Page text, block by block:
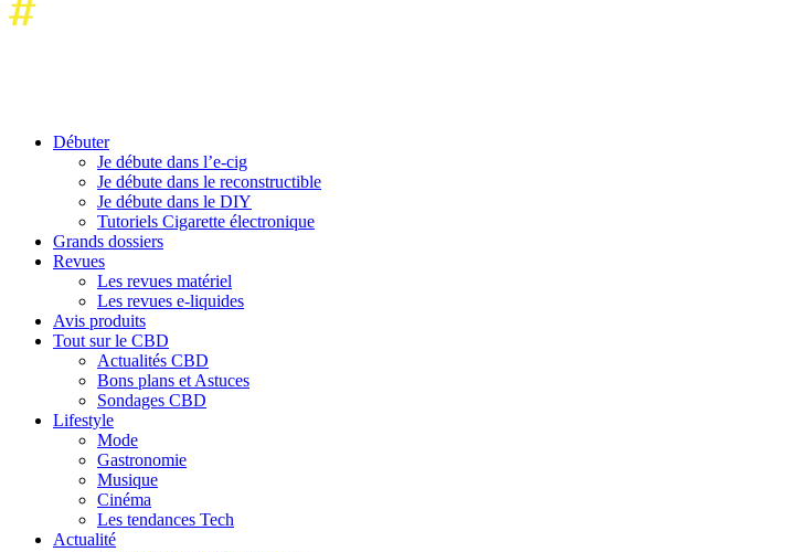
Débuter
Je débute dans l’e-cig
Je débute dans le reconstructible
Je débute dans le DIY
Tutoriels Cigarette électronique
Grands dossiers
Revues
Les revues matériel
Les revues e-liquides
Avis produits
Tout sur le CBD
Actualités CBD
Bons plans et Astuces
Sondages CBD
Lifestyle
Mode
Gastronomie
Musique
Cinéma
Les tendances Tech
Actualité